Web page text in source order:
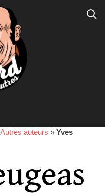
Autres auteurs » Yves